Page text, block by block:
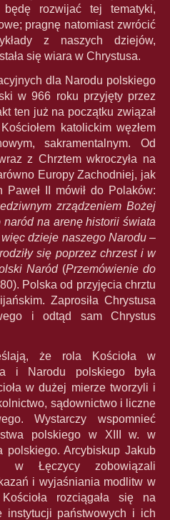
rozwijać tej tematyki,
pragnę natomiast zwrócić
z naszych dziejów,
się wiara w Chrystusa.
dla Narodu polskiego
w 966 roku przyjęty przez
ten już na początku związał
katolickim węzłem
sakramentalnym. Od
z Chrztem wkroczyła na
Europy Zachodniej, jak
II mówił do Polaków:
zrządzeniem Bożej
na arenę historii świata
dzieje naszego Narodu –
się poprzez chrzest i w
Naród(Przemówienie do
Polska od przyjęcia chrztu
Zaprosiła Chrystusa
i odtąd sam Chrystus
że rola Kościoła w
i Narodu polskiego była
w dużej mierze tworzyli i
sądownictwo i liczne
Wystarczy wspomnieć
polskiego w XIII w. w
polskiego. Arcybiskup Jakub
w Łęczycy zobowiązali
i wyjaśniania modlitw w
rozciągała się na
instytucji państwowych i ich